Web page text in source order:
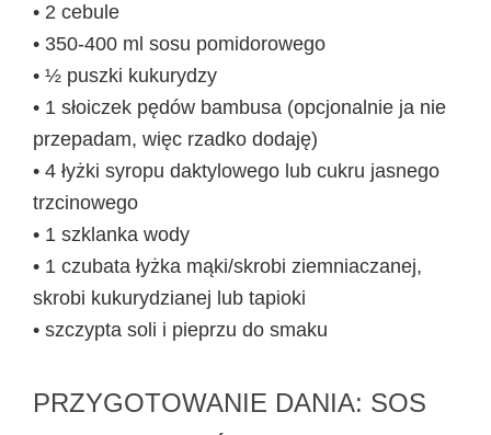
• 2 cebule
• 350-400 ml sosu pomidorowego
• ½ puszki kukurydzy
• 1 słoiczek pędów bambusa (opcjonalnie ja nie
przepadam, więc rzadko dodaję)
• 4 łyżki syropu daktylowego lub cukru jasnego
trzcinowego
• 1 szklanka wody
• 1 czubata łyżka mąki/skrobi ziemniaczanej,
skrobi kukurydzianej lub tapioki
• szczypta soli i pieprzu do smaku
PRZYGOTOWANIE DANIA: SOS